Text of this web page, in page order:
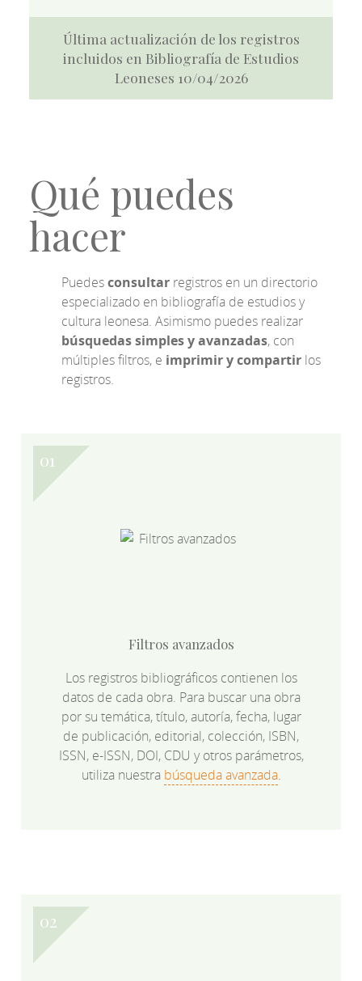
Última actualización de los registros
incluidos en Bibliografía de Estudios
Leoneses 10/04/2026
Qué puedes
hacer
Puedesconsultar registros en un directorio
especializado en bibliografía de estudios y
cultura leonesa. Asimismo puedes realizar
búsquedas simples y avanzadas, con
múltiples filtros, e imprimir y compartir los
registros.
Filtros avanzados
Los registros bibliográficos contienen los
datos de cada obra. Para buscar una obra
por su temática, título, autoría, fecha, lugar
de publicación, editorial, colección, ISBN,
ISSN, e-ISSN, DOI, CDU y otros parámetros,
utiliza nuestra búsqueda avanzada.